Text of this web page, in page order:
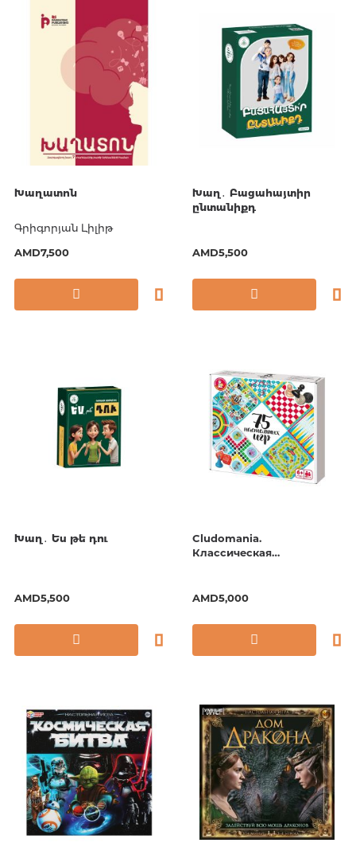
Խաղատոն
Գրիգորյան Լիլիթ
AMD7,500
Խաղ․ Բացահայտիր
ընտանիքդ
AMD5,500
Խաղ․ Ես թե դու
AMD5,500
Cludomania.
Классическая
AMD5,000